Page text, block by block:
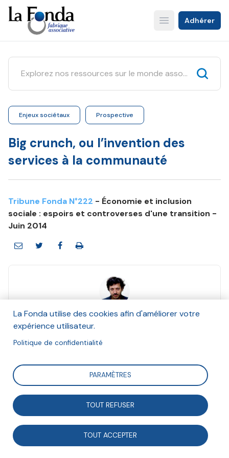
Aller
au
contenu
principal
Open main menu
Adhérer
Enjeux sociétaux Prospective
Big crunch, ou l’invention des
services à la communauté
Tribune Fonda N°222 - Économie et inclusion
sociale : espoirs et controverses d'une transition -
Juin 2014
Nathan Stern
Cet article propose la forme originale d’une « socio-
fiction ». Se projetant dans un futur proche (2020),
son auteur imagine Big Crunch, une entreprise
d’insertion d’un nouveau genre, telle que pourrait en
La Fonda utilise des cookies afin d'améliorer votre
expérience utilisateur.
Politique de confidentialité
PARAMÈTRES
TOUT REFUSER
TOUT ACCEPTER